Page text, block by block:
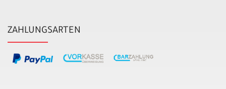
ZAHLUNGSARTEN